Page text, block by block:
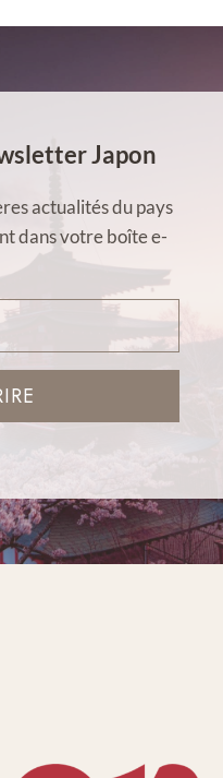
Japon
actualités du pays
dans votre boîte e-